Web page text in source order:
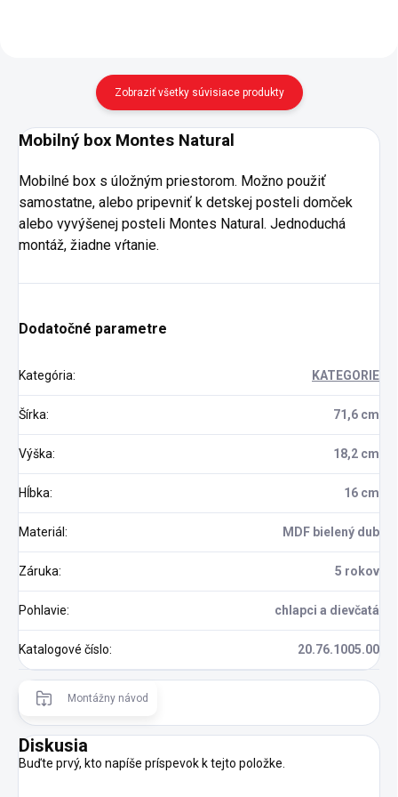
Zobraziť všetky súvisiace produkty
Mobilný box Montes Natural
Mobilné box s úložným priestorom. Možno použiť
samostatne, alebo pripevniť k detskej posteli domček
alebo vyvýšenej posteli Montes Natural. Jednoduchá
montáž, žiadne vŕtanie.
Dodatočné parametre
Kategória: KATEGORIE
Šírka: 71,6 cm
Výška: 18,2 cm
Hĺbka: 16 cm
Materiál: MDF bielený dub
Záruka: 5 rokov
Pohlavie: chlapci a dievčatá
Katalogové číslo: 20.76.1005.00
Montážny návod
Diskusia
Buďte prvý, kto napíše príspevok k tejto položke.